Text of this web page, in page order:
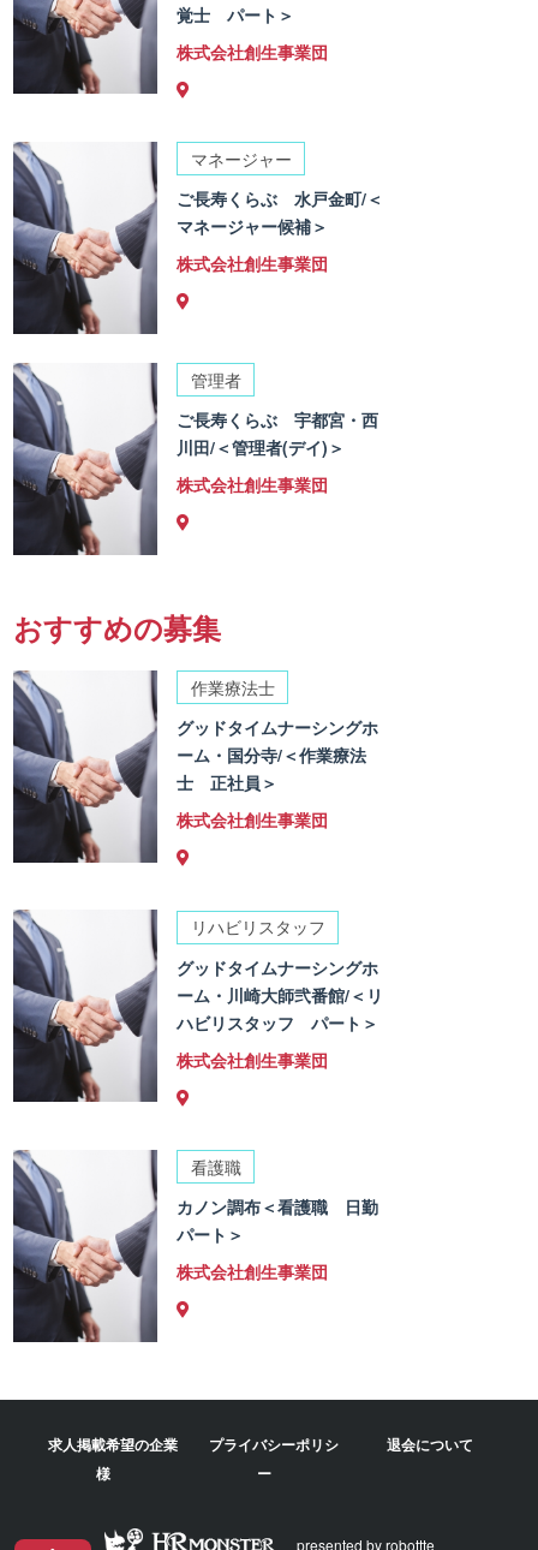
覚士 パート＞
株式会社創生事業団
マネージャー
ご長寿くらぶ 水戸金町/＜
マネージャー候補＞
株式会社創生事業団
管理者
ご長寿くらぶ 宇都宮・西
川田/＜管理者(デイ)＞
株式会社創生事業団
おすすめの募集
作業療法士
グッドタイムナーシングホ
ーム・国分寺/＜作業療法
士 正社員＞
株式会社創生事業団
リハビリスタッフ
グッドタイムナーシングホ
ーム・川崎大師弐番館/＜リ
ハビリスタッフ パート＞
株式会社創生事業団
看護職
カノン調布＜看護職 日勤
パート＞
株式会社創生事業団
求人掲載希望の企業
様
プライバシーポリシ
ー
退会について
presented by robottte